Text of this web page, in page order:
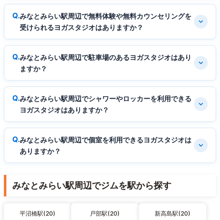
みなとみらい駅周辺で無料体験や無料カウンセリングを
受けられるヨガスタジオはありますか？
みなとみらい駅周辺で駐車場のあるヨガスタジオはあり
ますか？
みなとみらい駅周辺でシャワーやロッカーを利用できる
ヨガスタジオはありますか？
みなとみらい駅周辺で個室を利用できるヨガスタジオは
ありますか？
みなとみらい駅周辺でジムを駅から探す
平沼橋駅(20) 戸部駅(20) 新高島駅(20)